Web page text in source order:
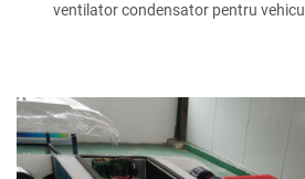
ventilator condensator pentru vehicul